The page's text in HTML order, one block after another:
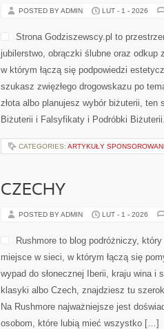
POSTED BY ADMIN LUT - 1 - 2026
Strona Godziszewscy.pl to
jubilerstwo, obrączki ślubne oraz odkup
w którym łączą się podpowiedzi
szukasz zwięzłego drogowskazu po
złota albo planujesz wybór biżuterii,
Biżuterii i Falsyfikaty i Podróbki
CATEGORIES: ARTYKUŁY
CZECHY
POSTED BY ADMIN LUT - 1 - 2026
Rushmore to blog podróżniczy,
miejsce w sieci, w którym łączą się
wypad do słonecznej Iberii, kraju wina i
klasyki albo Czech, znajdziesz tu
Na Rushmore najważniejsze jest
osobom, które lubią mieć wszystko […]